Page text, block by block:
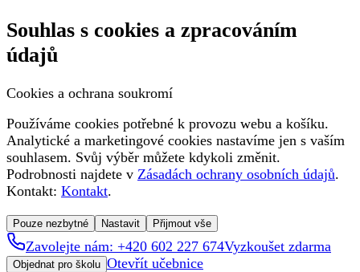
Souhlas s cookies a zpracováním
údajů
Cookies a ochrana soukromí
Používáme cookies potřebné k provozu webu a košíku.
Analytické a marketingové cookies nastavíme jen s vaším
souhlasem. Svůj výběr můžete kdykoli změnit.
Podrobnosti najdete v Zásadách ochrany osobních údajů.
Kontakt: Kontakt.
Pouze nezbytné Nastavit Přijmout vše
Zavolejte nám: +420 602 227 674Vyzkoušet zdarma
Objednat pro školu Otevřít učebnice